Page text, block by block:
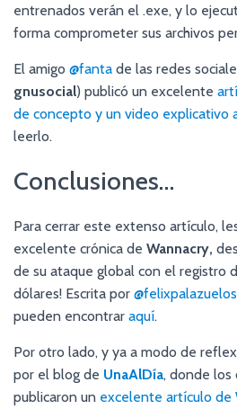
entrenados verán el .exe, y lo
forma comprometer sus archivos
El amigo @fanta de las redes
gnusocial) publicó un excelente
de concepto y un video explicativo
leerlo.
Conclusiones…
Para cerrar este extenso artículo,
excelente crónica de Wannacry,
de su ataque global con el registro
dólares! Escrita por @felixpalazuelos
pueden encontrar aquí.
Por otro lado, y ya a modo de
por el blog de UnaAlDía, donde los
publicaron un excelente artículo de